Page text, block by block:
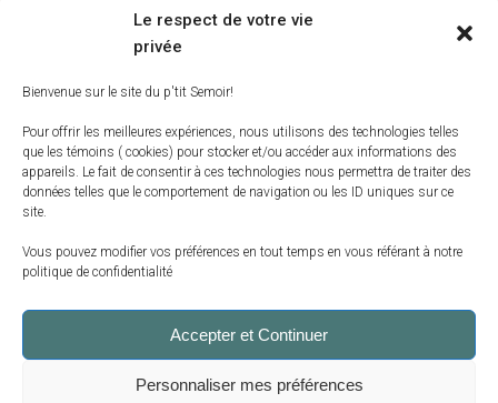
Le respect de votre vie
privée
Bienvenue sur le site du p'tit Semoir!
Pour offrir les meilleures expériences, nous utilisons des technologies telles
que les témoins ( cookies) pour stocker et/ou accéder aux informations des
appareils. Le fait de consentir à ces technologies nous permettra de traiter des
données telles que le comportement de navigation ou les ID uniques sur ce
site.
Vous pouvez modifier vos préférences en tout temps en vous référant à notre
politique de confidentialité
Accepter et Continuer
Personnaliser mes préférences
Conditions générales
Liens utiles
Espace client
Conditions générales
Politique de témoins (CA)
Copyright 2025 Le p’tit Semoir | tous droits
réservés | 500 route 138, St-Augustin-de-